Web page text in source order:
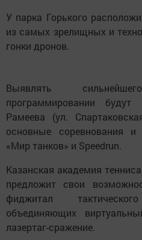
У парка Горького
из самых зрелищных и
гонки дронов.
Выявлять
программировании
Рамеева (ул.
основные соревнования
«Мир танков» и Speedrun.
Казанская академия
предложит свои
фиджитал
объединяющих
лазертаг-сражение.